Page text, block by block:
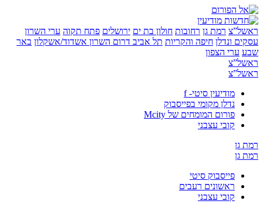
רמת גן רחובות חולון בת ים ירושלים פתח תקוה ערי השרון
ונדלן חיפה והקריות תל אביב דרום השרוןאשדוד/אשקלון באר
ערי הצפון
מודיעין סיטי- f
נדלן מקומי בפייסבוק
פורום המומחים של Mcity
קובי עצבני
פייסבוק סיטי
ראשונים רעבים
קובי עצבני